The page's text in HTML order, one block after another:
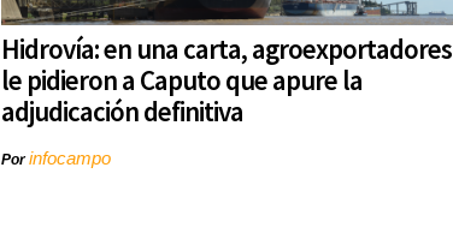
Hidrovía: en una carta, agroexportadores
le pidieron a Caputo que apure la
adjudicación definitiva
Porinfocampo